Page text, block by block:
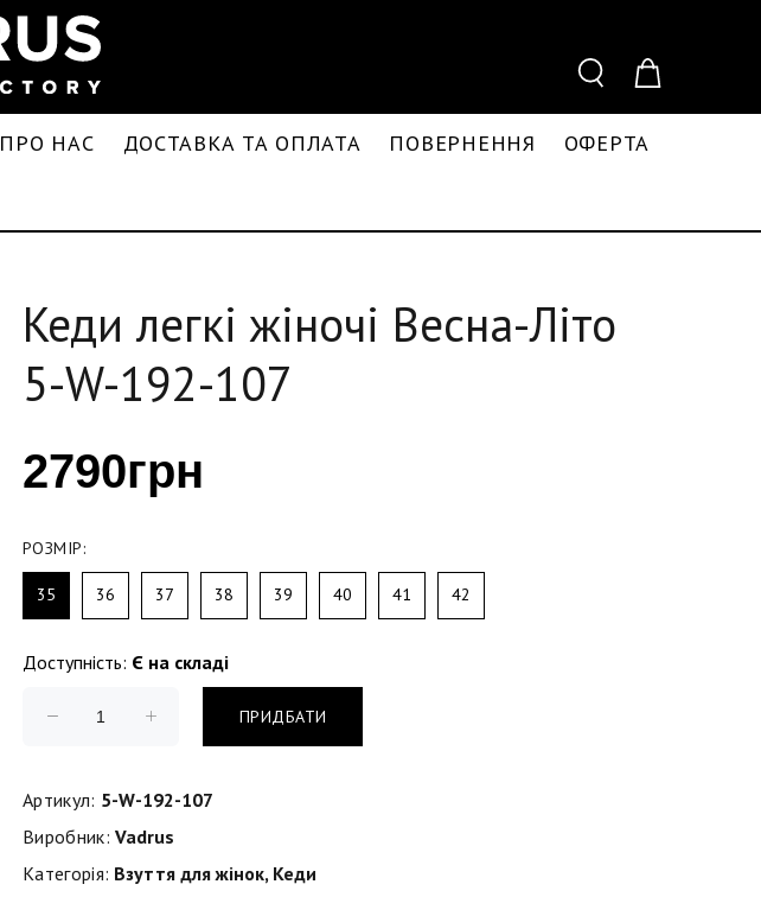
ПРО НАС ДОСТАВКА ТА ОПЛАТА ПОВЕРНЕННЯ ОФЕРТА
Кеди легкі жіночі Весна-Літо
5-W-192-107
2790грн
РОЗМІР:
35 36 37 38 39 40 41 42
Доступність: Є на складі
ПРИДБАТИ
Артикул: 5-W-192-107
Виробник: Vadrus
Категорія: Взуття для жінок, Кеди